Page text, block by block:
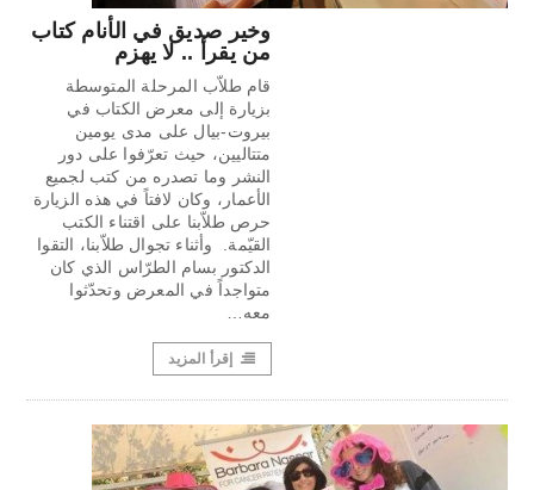
وخير صديق في الأنام كتاب
من يقرأ .. لا يهزم
قام طلاّب المرحلة المتوسطة
بزيارة إلى معرض الكتاب في
بيروت-بيال على مدى يومين
متتاليين، حيث تعرّفوا على دور
النشر وما تصدره من كتب لجميع
الأعمار، وكان لافتاً في هذه الزيارة
حرص طلاّبنا على اقتناء الكتب
القيّمة. وأثناء تجوال طلاّبنا، التقوا
الدكتور بسام الطرّاس الذي كان
متواجداً في المعرض وتحدّثوا
معه…
إقرأ المزيد